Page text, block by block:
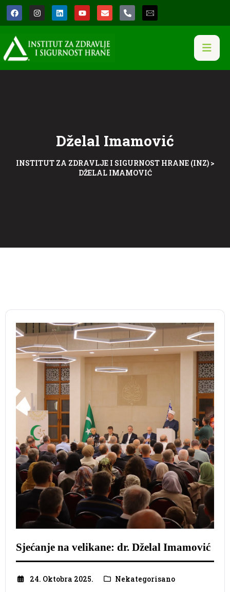
Dželal Imamović
INSTITUT ZA ZDRAVLJE I SIGURNOST HRANE (INZ)>
DŽELAL IMAMOVIĆ
Sjećanje na velikane: dr. Dželal Imamović
24. Oktobra 2025. Nekategorisano